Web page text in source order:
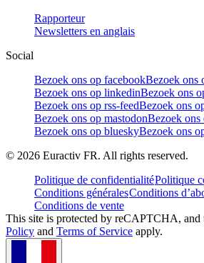
Rapporteur
Newsletters en anglais
Social
Bezoek ons op facebookBezoek ons
Bezoek ons op linkedinBezoek ons
Bezoek ons op rss-feedBezoek ons
Bezoek ons op mastodonBezoek ons
Bezoek ons op blueskyBezoek ons
© 2026 Euractiv FR. All rights reserved.
Politique de confidentialitéPolitique
Conditions généralesConditions
Conditions de vente
This site is protected by reCAPTCHA, and
Policy and Terms of Service apply.